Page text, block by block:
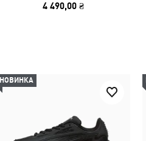
4 490,00 ₴
НОВИНКА